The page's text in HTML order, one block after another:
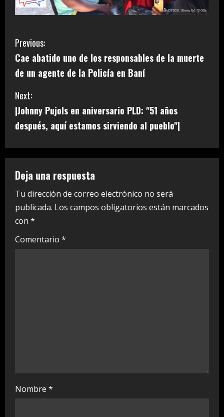
C
o
n
t
i
n
u
e
R
e
Previous:
Cae abatido uno de los responsables de la muerte
de un agente de la Policía en Baní
Next:
|Johnny Pujols en aniversario PLD: "51 años
después, aquí estamos sirviendo al pueblo"|
Deja una respuesta
Tu dirección de correo electrónico no será
publicada. Los campos obligatorios están marcados
con *
Comentario *
Nombre *